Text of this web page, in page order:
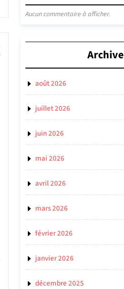
Aucun commentaire à afficher.
Archive
août 2026
juillet 2026
juin 2026
mai 2026
avril 2026
mars 2026
février 2026
janvier 2026
décembre 2025